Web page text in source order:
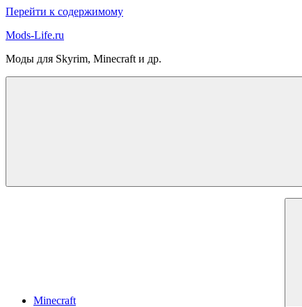
Перейти к содержимому
Mods-Life.ru
Моды для Skyrim, Minecraft и др.
Minecraft